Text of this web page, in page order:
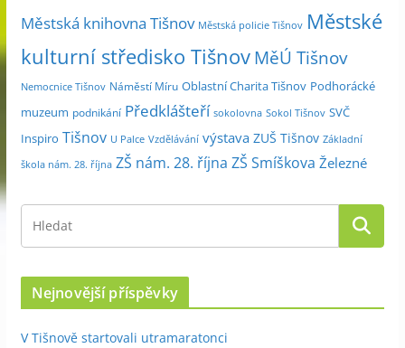
e
Městská knihovna Tišnov Městská policie Tišnov Městské
kulturní středisko Tišnov MěÚ Tišnov
Nemocnice Tišnov Náměstí Míru Oblastní Charita Tišnov Podhorácké
muzeum podnikání Předklášteří sokolovna Sokol Tišnov SVČ
Inspiro Tišnov U Palce Vzdělávání výstava ZUŠ Tišnov Základní
škola nám. 28. října ZŠ nám. 28. října ZŠ Smíškova Železné
Nejnovější příspěvky
V Tišnově startovali utramaratonci